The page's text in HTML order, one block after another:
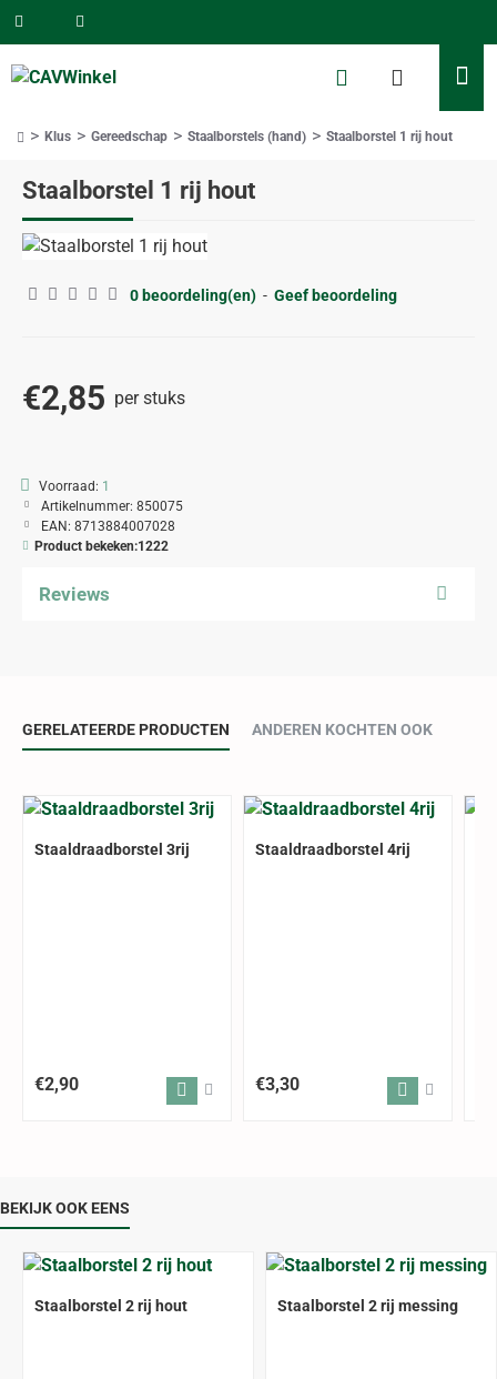
Staalborstel 1 rij hout
Klus Gereedschap Staalborstels (hand) Staalborstel 1 rij hout
0 beoordeling(en) - Geef beoordeling
€2,85 per stuks
Voorraad: 1
Artikelnummer: 850075
EAN: 8713884007028
Product bekeken:1222
Reviews
GERELATEERDE PRODUCTEN ANDEREN KOCHTEN OOK
Staaldraadborstel 3rij
€2,90
Staaldraadborstel 4rij
€3,30
BEKIJK OOK EENS
Staalborstel 2 rij hout Staalborstel 2 rij messing